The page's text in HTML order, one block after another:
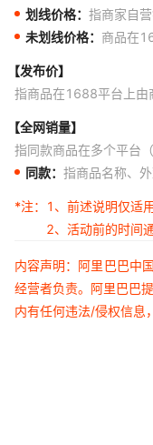
划线价格： 指商家自
未划线价格： 商品在
【发布价】
指商品在1688平台上由
【全网销量】
指同款商品在多个平台
同款： 指商品名称、
*注：
1、前述说明仅适
2、活动前的时间
内容声明：阿里巴巴中
经营者负责。阿里巴巴
内有任何违法/侵权信息